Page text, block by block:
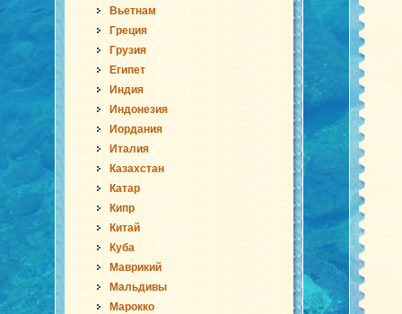
Вьетнам
Греция
Грузия
Египет
Индия
Индонезия
Иордания
Италия
Казахстан
Катар
Кипр
Китай
Куба
Маврикий
Мальдивы
Марокко